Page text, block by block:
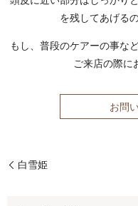
を残してあげる
もし、普段のケアーの事な
ご来店の際に
お問
白雪姫